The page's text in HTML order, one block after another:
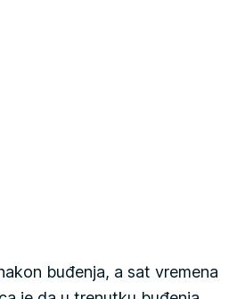
buđenja, a sat vremena